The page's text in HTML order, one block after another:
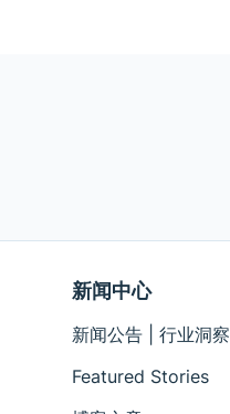
新闻中心
新闻公告 | 行业洞察
Featured Stories